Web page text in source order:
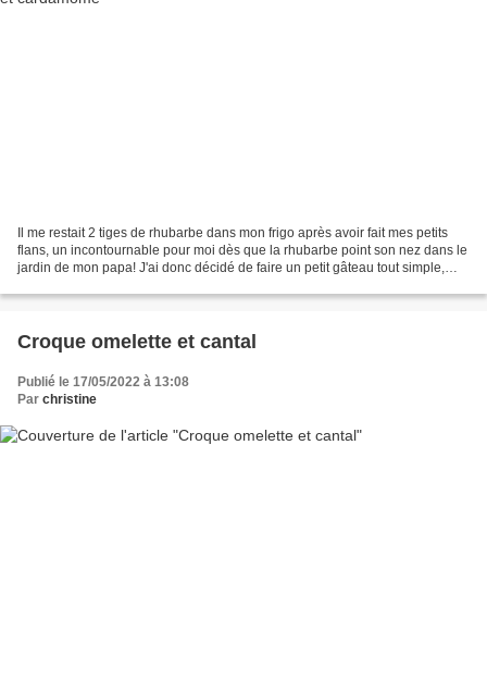
Il me restait 2 tiges de rhubarbe dans mon frigo après avoir fait mes petits
flans, un incontournable pour moi dès que la rhubarbe point son nez dans le
jardin de mon papa! J'ai donc décidé de faire un petit gâteau tout simple,
Croque omelette et cantal
Publié le 17/05/2022 à 13:08
Par christine